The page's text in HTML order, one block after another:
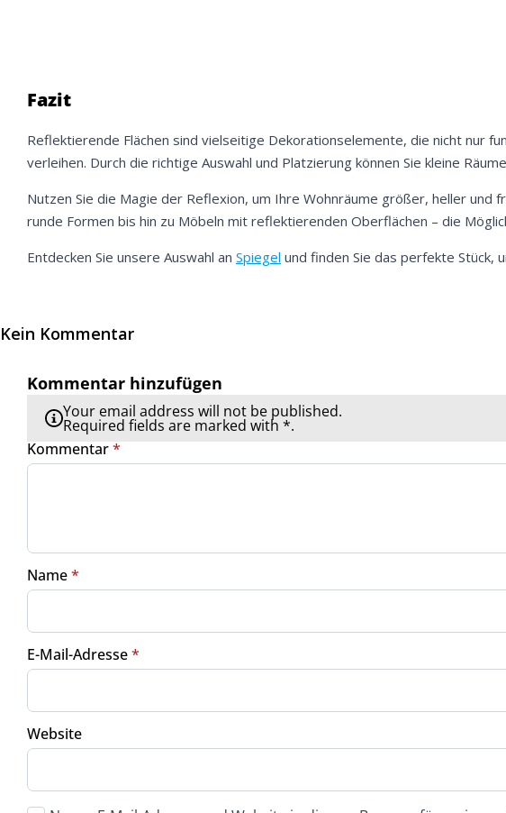
Fazit
Reflektierende Flächen sind vielseitige Dekorationselemente, die nicht nur
verleihen. Durch die richtige Auswahl und Platzierung können Sie kleine
Nutzen Sie die Magie der Reflexion, um Ihre Wohnräume größer, heller
runde Formen bis hin zu Möbeln mit reflektierenden Oberflächen – die
Entdecken Sie unsere Auswahl an Spiegel und finden Sie das perfekte Stück,
Kein Kommentar
Kommentar hinzufügen
Your email address will not be published.
Required fields are marked with *.
Kommentar*
Name*
E-Mail-Adresse*
Website